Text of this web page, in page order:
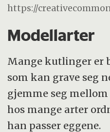
https://
Modellarter
Mange kutlinger er
som kan grave seg
gjemme seg
hos mange arter
han passer eggene.